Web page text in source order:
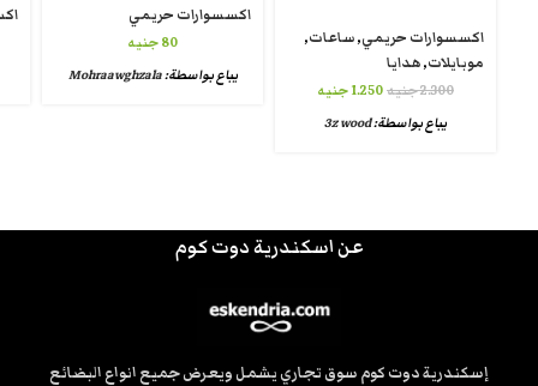
اكسسوارات حريمي,ساعات,
موبايلات,هدايا
2.300جنيه1.250جنيه
يباع بواسطة:3z wood
اكسسوارات حريمي
80جنيه
يباع بواسطة:Mohraawghzala
عن اسكندرية دوت كوم
إسكندرية دوت كوم سوق تجاري يشمل ويعرض جميع انواع البضائع